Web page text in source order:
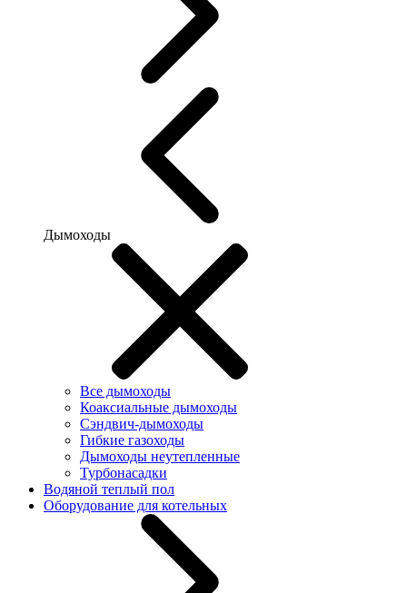
Дымоходы
Все дымоходы
Коаксиальные дымоходы
Сэндвич-дымоходы
Гибкие газоходы
Дымоходы неутепленные
Турбонасадки
Водяной теплый пол
Оборудование для котельных